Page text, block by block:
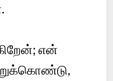
என்